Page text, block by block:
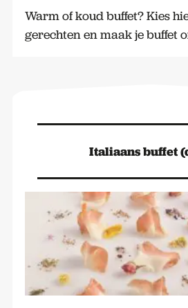
Warm of koud buffet? Kies
gerechten en maak je buffet
Italiaans buffet